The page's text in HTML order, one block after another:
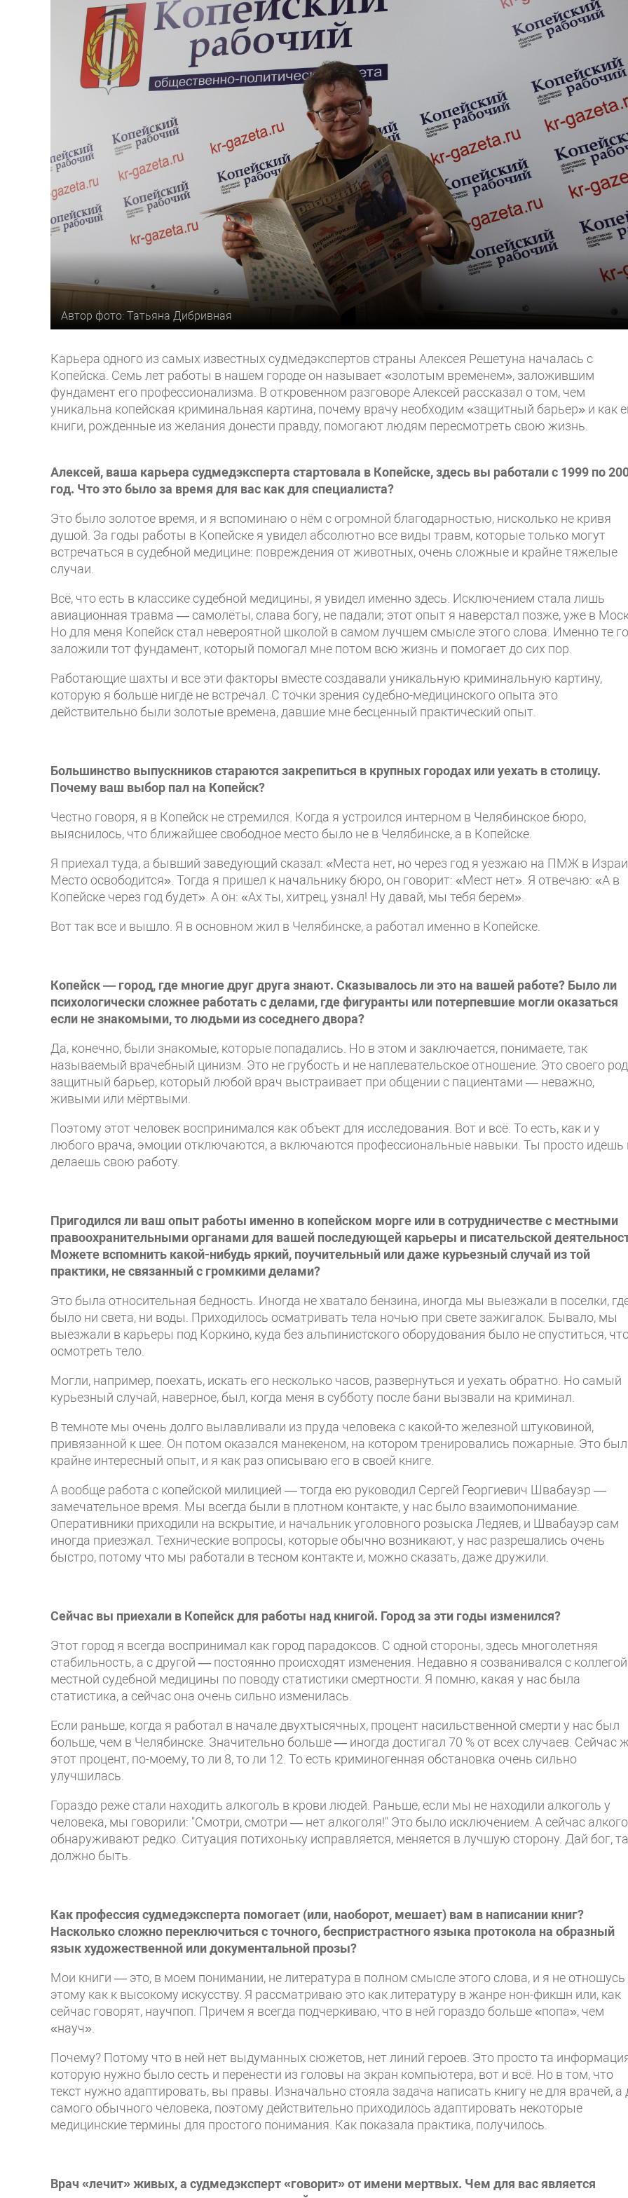
Автор фото: Татьяна Дибривная
Карьера одного из самых известных судмедэкспертов страны Алексея Решетуна началась с
Копейска. Семь лет работы в нашем городе он называет «золотым временем», заложившим
фундамент его профессионализма. В откровенном разговоре Алексей рассказал о том, чем
уникальна копейская криминальная картина, почему врачу необходим «защитный барьер» и как
книги, рожденные из желания донести правду, помогают людям пересмотреть свою жизнь.
Алексей, ваша карьера судмедэксперта стартовала в Копейске, здесь вы работали с 1999 по
год. Что это было за время для вас как для специалиста?
Это было золотое время, и я вспоминаю о нём с огромной благодарностью, нисколько не кривя
душой. За годы работы в Копейске я увидел абсолютно все виды травм, которые только могут
встречаться в судебной медицине: повреждения от животных, очень сложные и крайне тяжелые
случаи.
Всё, что есть в классике судебной медицины, я увидел именно здесь. Исключением стала лишь
авиационная травма — самолёты, слава богу, не падали; этот опыт я наверстал позже, уже в
Но для меня Копейск стал невероятной школой в самом лучшем смысле этого слова. Именно те
заложили тот фундамент, который помогал мне потом всю жизнь и помогает до сих пор.
Работающие шахты и все эти факторы вместе создавали уникальную криминальную картину,
которую я больше нигде не встречал. С точки зрения судебно-медицинского опыта это
действительно были золотые времена, давшие мне бесценный практический опыт.
Большинство выпускников стараются закрепиться в крупных городах или уехать в столицу.
Почему ваш выбор пал на Копейск?
Честно говоря, я в Копейск не стремился. Когда я устроился интерном в Челябинское бюро,
выяснилось, что ближайшее свободное место было не в Челябинске, а в Копейске.
Я приехал туда, а бывший заведующий сказал: «Места нет, но через год я уезжаю на ПМЖ в
Место освободится». Тогда я пришел к начальнику бюро, он говорит: «Мест нет». Я отвечаю: «А в
Копейске через год будет». А он: «Ах ты, хитрец, узнал! Ну давай, мы тебя берем».
Вот так все и вышло. Я в основном жил в Челябинске, а работал именно в Копейске.
Копейск — город, где многие друг друга знают. Сказывалось ли это на вашей работе? Было ли
психологически сложнее работать с делами, где фигуранты или потерпевшие могли оказаться
если не знакомыми, то людьми из соседнего двора?
Да, конечно, были знакомые, которые попадались. Но в этом и заключается, понимаете, так
называемый врачебный цинизм. Это не грубость и не наплевательское отношение. Это своего
защитный барьер, который любой врач выстраивает при общении с пациентами — неважно,
живыми или мёртвыми.
Поэтому этот человек воспринимался как объект для исследования. Вот и всё. То есть, как и у
любого врача, эмоции отключаются, а включаются профессиональные навыки. Ты просто идешь
делаешь свою работу.
Пригодился ли ваш опыт работы именно в копейском морге или в сотрудничестве с местными
правоохранительными органами для вашей последующей карьеры и писательской
Можете вспомнить какой-нибудь яркий, поучительный или даже курьезный случай из той
практики, не связанный с громкими делами?
Это была относительная бедность. Иногда не хватало бензина, иногда мы выезжали в поселки,
было ни света, ни воды. Приходилось осматривать тела ночью при свете зажигалок. Бывало, мы
выезжали в карьеры под Коркино, куда без альпинистского оборудования было не спуститься,
осмотреть тело.
Могли, например, поехать, искать его несколько часов, развернуться и уехать обратно. Но самый
курьезный случай, наверное, был, когда меня в субботу после бани вызвали на криминал.
В темноте мы очень долго вылавливали из пруда человека с какой-то железной штуковиной,
привязанной к шее. Он потом оказался манекеном, на котором тренировались пожарные. Это был
крайне интересный опыт, и я как раз описываю его в своей книге.
А вообще работа с копейской милицией — тогда ею руководил Сергей Георгиевич Швабауэр —
замечательное время. Мы всегда были в плотном контакте, у нас было взаимопонимание.
Оперативники приходили на вскрытие, и начальник уголовного розыска Ледяев, и Швабауэр сам
иногда приезжал. Технические вопросы, которые обычно возникают, у нас разрешались очень
быстро, потому что мы работали в тесном контакте и, можно сказать, даже дружили.
Сейчас вы приехали в Копейск для работы над книгой. Город за эти годы изменился?
Этот город я всегда воспринимал как город парадоксов. С одной стороны, здесь многолетняя
стабильность, а с другой — постоянно происходят изменения. Недавно я созванивался с
местной судебной медицины по поводу статистики смертности. Я помню, какая у нас была
статистика, а сейчас она очень сильно изменилась.
Если раньше, когда я работал в начале двухтысячных, процент насильственной смерти у нас был
больше, чем в Челябинске. Значительно больше — иногда достигал 70 % от всех случаев. Сейчас
этот процент, по-моему, то ли 8, то ли 12. То есть криминогенная обстановка очень сильно
улучшилась.
Гораздо реже стали находить алкоголь в крови людей. Раньше, если мы не находили алкоголь у
человека, мы говорили: "Смотри, смотри — нет алкоголя!" Это было исключением. А сейчас
обнаруживают редко. Ситуация потихоньку исправляется, меняется в лучшую сторону. Дай бог,
должно быть.
Как профессия судмедэксперта помогает (или, наоборот, мешает) вам в написании книг?
Насколько сложно переключиться с точного, беспристрастного языка протокола на образный
язык художественной или документальной прозы?
Мои книги — это, в моем понимании, не литература в полном смысле этого слова, и я не отношусь
этому как к высокому искусству. Я рассматриваю это как литературу в жанре нон-фикшн или, как
сейчас говорят, научпоп. Причем я всегда подчеркиваю, что в ней гораздо больше «попа», чем
«науч».
Почему? Потому что в ней нет выдуманных сюжетов, нет линий героев. Это просто та
которую нужно было сесть и перенести из головы на экран компьютера, вот и всё. Но в том, что
текст нужно адаптировать, вы правы. Изначально стояла задача написать книгу не для врачей, а
самого обычного человека, поэтому действительно приходилось адаптировать некоторые
медицинские термины для простого понимания. Как показала практика, получилось.
Врач «лечит» живых, а судмедэксперт «говорит» от имени мертвых. Чем для вас является